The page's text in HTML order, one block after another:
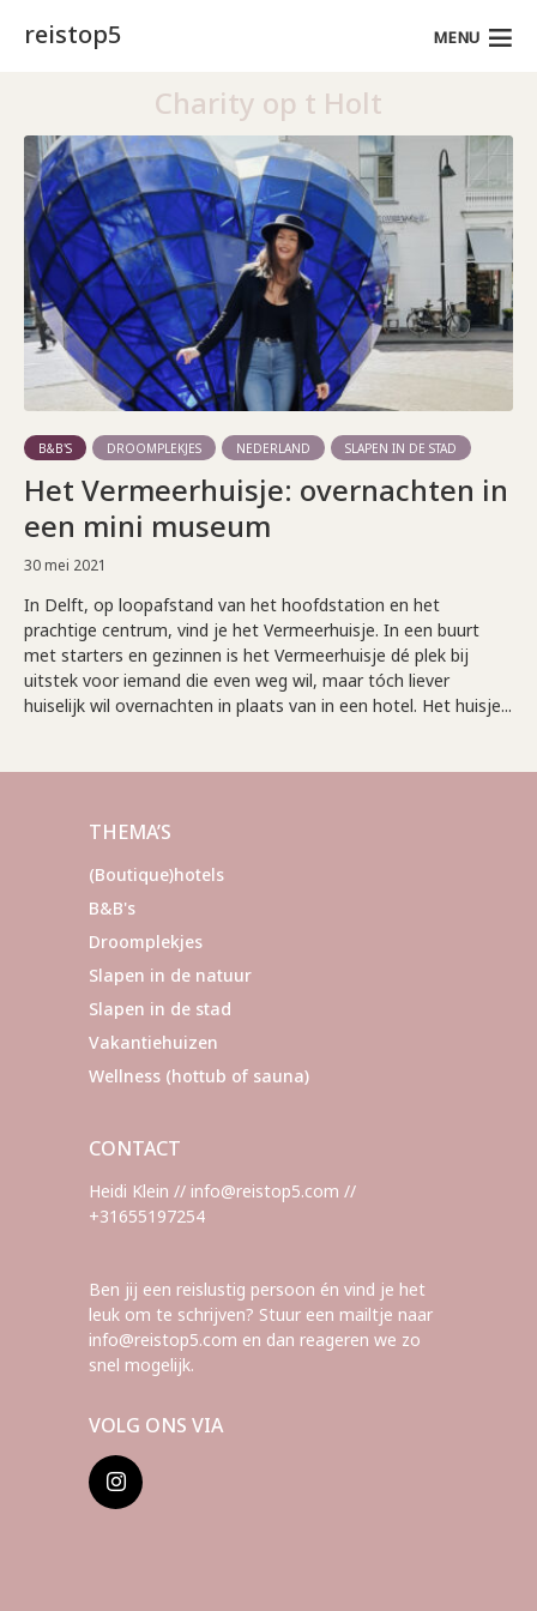
reistop5 MENU
Charity op t Holt
B&B'S DROOMPLEKJES NEDERLAND SLAPEN IN DE STAD
Het Vermeerhuisje: overnachten in
een mini museum
30 mei 2021
In Delft, op loopafstand van het hoofdstation en het
prachtige centrum, vind je het Vermeerhuisje. In een buurt
met starters en gezinnen is het Vermeerhuisje dé plek bij
uitstek voor iemand die even weg wil, maar tóch liever
huiselijk wil overnachten in plaats van in een hotel. Het huisje...
THEMA’S
(Boutique)hotels
B&B's
Droomplekjes
Slapen in de natuur
Slapen in de stad
Vakantiehuizen
Wellness (hottub of sauna)
CONTACT
Heidi Klein // info@reistop5.com //
+31655197254
Ben jij een reislustig persoon én vind je het
leuk om te schrijven? Stuur een mailtje naar
info@reistop5.com en dan reageren we zo
snel mogelijk.
VOLG ONS VIA